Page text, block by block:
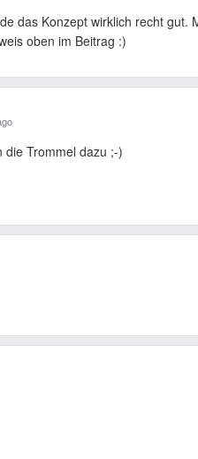
das Konzept wirklich recht gut.
oben im Beitrag :)
die Trommel dazu ;-)